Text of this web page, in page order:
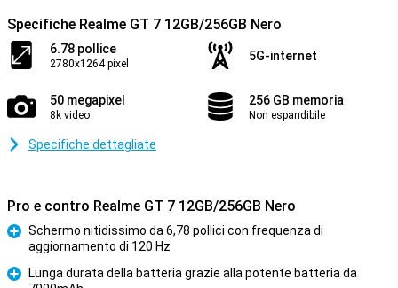
Specifiche Realme GT 7 12GB/256GB Nero
6.78 pollice
2780x1264 pixel
5G-internet
50 megapixel
8k video
256 GB memoria
Non espandibile
Specifiche dettagliate
Pro e contro Realme GT 7 12GB/256GB Nero
Schermo nitidissimo da 6,78 pollici con frequenza di
aggiornamento di 120 Hz
Lunga durata della batteria grazie alla potente batteria da